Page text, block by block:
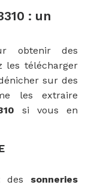
: un
obtenir des
les télécharger
sur des
les extraire
si vous en
des sonneries